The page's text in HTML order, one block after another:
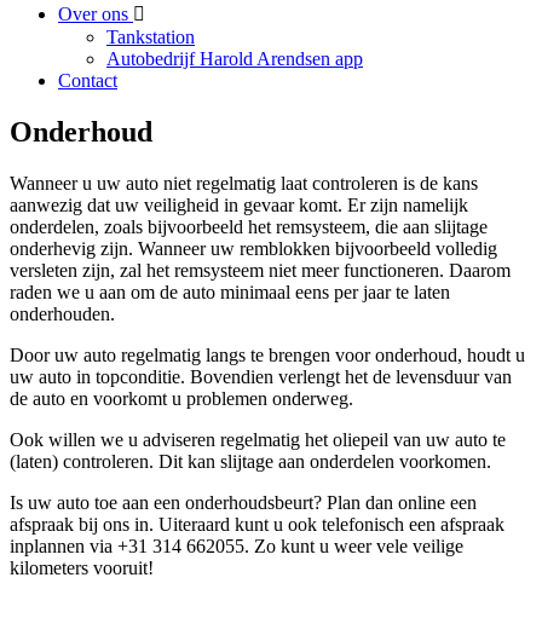
Over ons
Tankstation
Autobedrijf Harold Arendsen app
Contact
Onderhoud
Wanneer u uw auto niet regelmatig laat controleren is de kans
aanwezig dat uw veiligheid in gevaar komt. Er zijn namelijk
onderdelen, zoals bijvoorbeeld het remsysteem, die aan slijtage
onderhevig zijn. Wanneer uw remblokken bijvoorbeeld volledig
versleten zijn, zal het remsysteem niet meer functioneren. Daarom
raden we u aan om de auto minimaal eens per jaar te laten
onderhouden.
Door uw auto regelmatig langs te brengen voor onderhoud, houdt u
uw auto in topconditie. Bovendien verlengt het de levensduur van
de auto en voorkomt u problemen onderweg.
Ook willen we u adviseren regelmatig het oliepeil van uw auto te
(laten) controleren. Dit kan slijtage aan onderdelen voorkomen.
Is uw auto toe aan een onderhoudsbeurt? Plan dan online een
afspraak bij ons in. Uiteraard kunt u ook telefonisch een afspraak
inplannen via +31 314 662055. Zo kunt u weer vele veilige
kilometers vooruit!